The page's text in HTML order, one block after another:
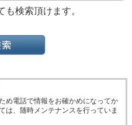
検索頂けます。
め電話で情報をお確かめになってか
は、随時メンテナンスを行っていま